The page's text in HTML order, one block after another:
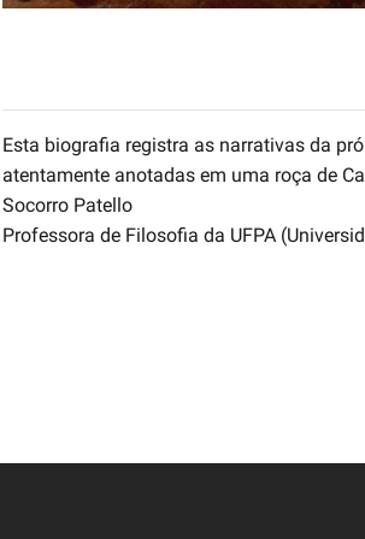
Esta biografia registra as narrativas da
atentamente anotadas em uma roça de
Socorro Patello
Professora de Filosofia da UFPA